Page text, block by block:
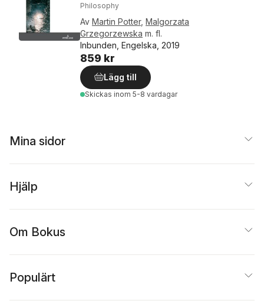
Philosophy
Av Martin Potter, Malgorzata
Grzegorzewska m. fl.
Inbunden, Engelska, 2019
859 kr
Lägg till
Skickas inom 5-8 vardagar
Mina sidor
Hjälp
Om Bokus
Populärt